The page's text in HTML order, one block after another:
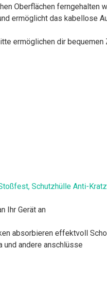
Oberflächen ferngehalten
ermöglicht das kabellose
ermöglichen dir bequemen
Schutzhülle Anti-
Ihr Gerät an
absorbieren effektvoll
andere anschlüsse